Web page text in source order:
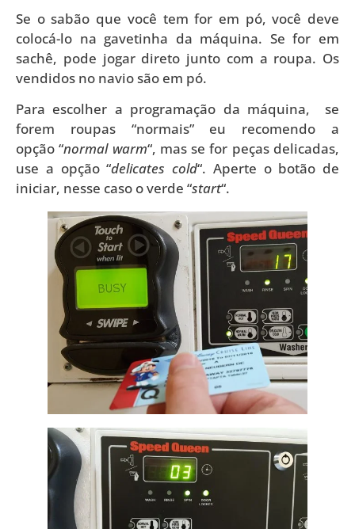
Se o sabão que você tem for em pó, você deve
colocá-lo na gavetinha da máquina. Se for em
sachê, pode jogar direto junto com a roupa. Os
vendidos no navio são em pó.
Para escolher a programação da máquina, se
forem roupas “normais” eu recomendo a
opção “normal warm“, mas se for peças delicadas,
use a opção “delicates cold“. Aperte o botão de
iniciar, nesse caso o verde “start“.